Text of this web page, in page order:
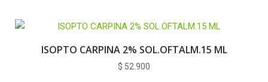
ISOPTO CARPINA 2% SOL.OFTALM.15 ML
$ 52.900